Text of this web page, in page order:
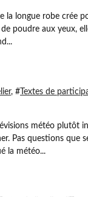
la longue robe crée
poudre aux yeux,
, # Textes de
météo plutôt
Pas questions que
la météo...